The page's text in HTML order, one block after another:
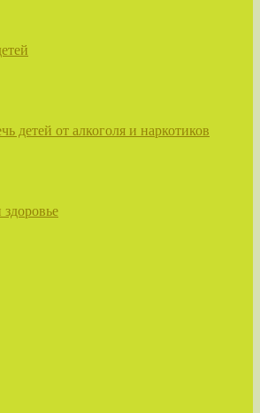
детей от алкоголя и наркотиков
здоровье